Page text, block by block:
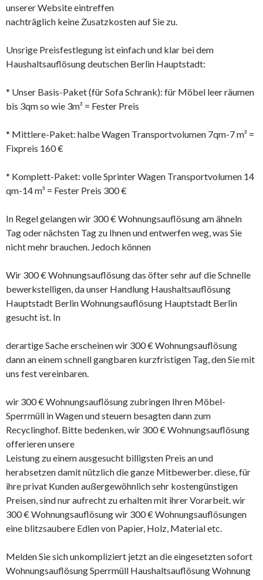
unserer Website eintreffen
nachträglich keine Zusatzkosten auf Sie zu.
Unsrige Preisfestlegung ist einfach und klar bei dem
Haushaltsauflösung deutschen Berlin Hauptstadt:
* Unser Basis-Paket (für Sofa Schrank): für Möbel leer räumen
bis 3qm so wie 3m³ = Fester Preis
* Mittlere-Paket: halbe Wagen Transportvolumen 7qm-7 m³ =
Fixpreis 160 €
* Komplett-Paket: volle Sprinter Wagen Transportvolumen 14
qm-14 m³ = Fester Preis 300 €
In Regel gelangen wir 300 € Wohnungsauflösung am ähneln
Tag oder nächsten Tag zu Ihnen und entwerfen weg, was Sie
nicht mehr brauchen. Jedoch können
Wir 300 € Wohnungsauflösung das öfter sehr auf die Schnelle
bewerkstelligen, da unser Handlung Haushaltsauflösung
Hauptstadt Berlin Wohnungsauflösung Hauptstadt Berlin
gesucht ist. In
derartige Sache erscheinen wir 300 € Wohnungsauflösung
dann an einem schnell gangbaren kurzfristigen Tag, den Sie mit
uns fest vereinbaren.
wir 300 € Wohnungsauflösung zubringen Ihren Möbel-
Sperrmüll in Wagen und steuern besagten dann zum
Recyclinghof. Bitte bedenken, wir 300 € Wohnungsauflösung
offerieren unsere
Leistung zu einem ausgesucht billigsten Preis an und
herabsetzen damit nützlich die ganze Mitbewerber. diese, für
ihre privat Kunden außergewöhnlich sehr kostengünstigen
Preisen, sind nur aufrecht zu erhalten mit ihrer Vorarbeit. wir
300 € Wohnungsauflösung wir 300 € Wohnungsauflösungen
eine blitzsaubere Edlen von Papier, Holz, Material etc.
Melden Sie sich unkompliziert jetzt an die eingesetzten sofort
Wohnungsauflösung Sperrmüll Haushaltsauflösung Wohnung